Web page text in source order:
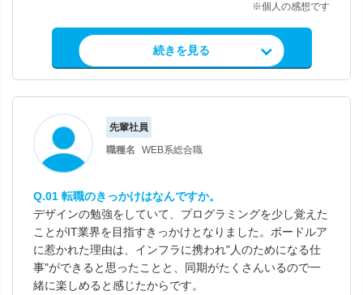
※個人の感想です
求人情報を見る
続きを見る
先輩社員
職種名
WEB系総合職
Q.01 転職のきっかけはなんですか。
デザインの勉強をしていて、プログラミングを少し覚えた
ことがIT業界を目指すきっかけとなりました。ボードルア
に惹かれた理由は、インフラに携われ"人のためになる仕
事"ができると思ったことと、同期がたくさんいるので一
緒に楽しめると感じたからです。